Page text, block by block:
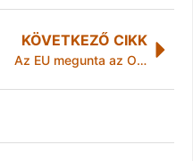
KÖVETKEZŐ CIKK
Az EU megunta az Orbán-rendszer korrupcióját